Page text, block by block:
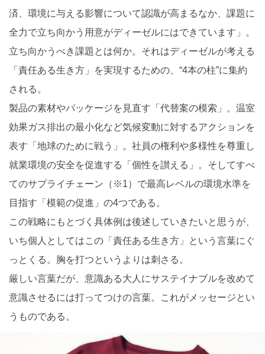
済、環境に与える影響について認識が高まるなか、課題に
全力で立ち向かう用意がディーゼルにはできています」。
立ち向かうべき課題とは何か。それはディーゼルが考える
「責任ある生き方」を実現するための、“4本の柱”に集約
される。
製品の素材やパッケージを見直す「代替案の模索」。温室
効果ガス排出の最小化など気候変動に対するアクションを
表す「地球のために戦う」。社員の権利や多様性を尊重し
就業環境の安全を促進する「個性を讃える」。そしてすべ
てのサプライチェーン（※1）で最高レベルの環境水準を
目指す「模範の促進」の4つである。
この戦略にもとづく具体例は後述していきたいと思うが、
いち個人としてはこの「責任ある生き方」という言葉にぐ
っとくる。胸を打つというよりは刺さる。
厳しい言葉だが、意識ある大人にサステイナブルを改めて
意識させるには打ってつけの言葉。これがメッセージとい
うものである。